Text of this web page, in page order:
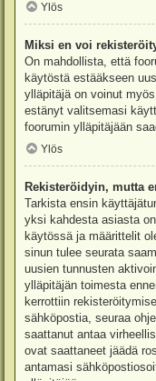
Ylös
Miksi en voi
On mahdollista, että
käytöstä estääkseen
ylläpitäjä on voinut
estänyt valitsemasi
foorumin ylläpitäjään
Ylös
Rekisteröidyin, mutta
Tarkista ensin
yksi kahdesta asiasta
käytössä ja määrittelit
sinun tulee seurata
uusien tunnusten
ylläpitäjän toimesta
kerrottiin
sähköpostia, seuraa
saattanut antaa
ovat saattaneet jäädä
antamasi